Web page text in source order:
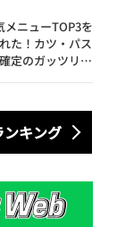
メニューTOP3を
た！カツ・パス
定のガッツリ飯
キング